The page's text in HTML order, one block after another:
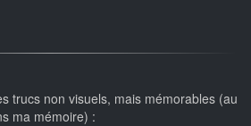
trucs non visuels, mais mémorables (au
ma mémoire) :